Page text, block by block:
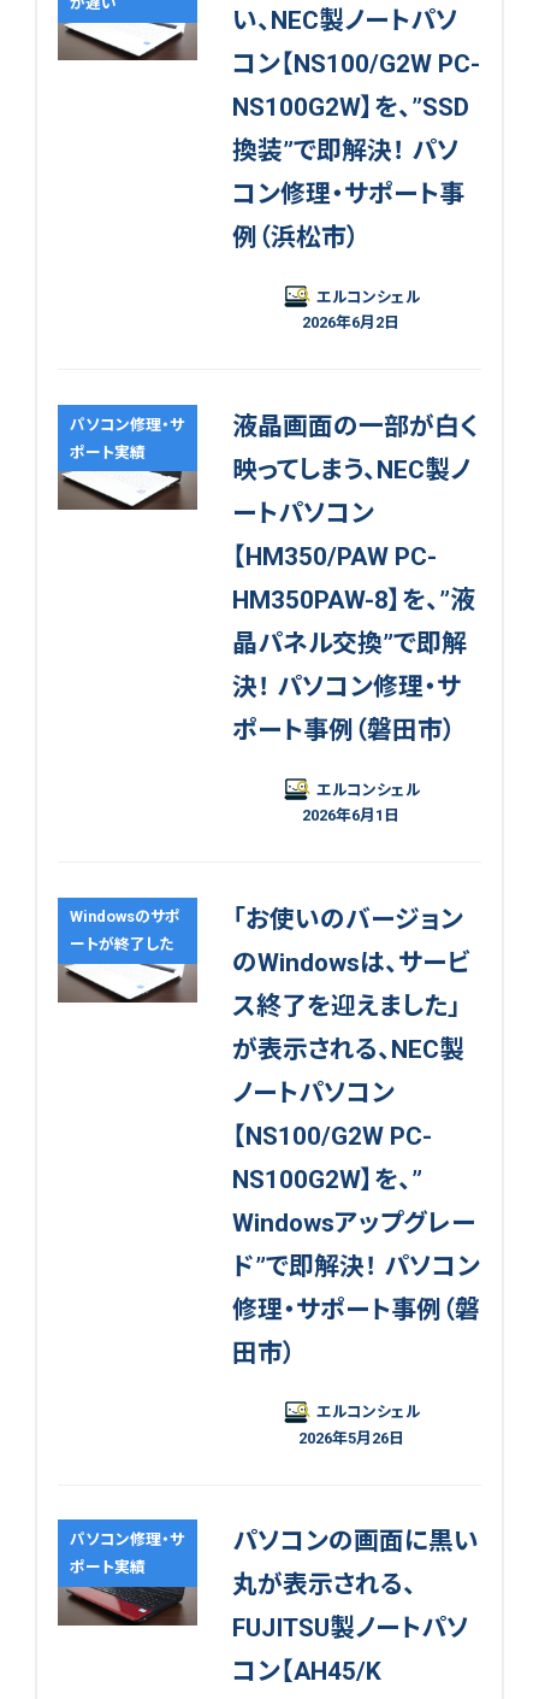
い、NEC製ノートパソ
コン【NS100/G2W PC-
NS100G2W】を、”SSD
換装”で即解決！ パソ
コン修理・サポート事
例（浜松市）
エルコンシェル
2026年6月2日
パソコン修理・サ
ポート実績
液晶画面の一部が白く
映ってしまう、NEC製ノ
ートパソコン
【HM350/PAW PC-
HM350PAW-8】を、”液
晶パネル交換”で即解
決！ パソコン修理・サ
ポート事例（磐田市）
エルコンシェル
2026年6月1日
Windowsのサポ
ートが終了した
「お使いのバージョン
のWindowsは、サービ
ス終了を迎えました」
が表示される、NEC製
ノートパソコン
【NS100/G2W PC-
NS100G2W】を、”
Windowsアップグレー
ド”で即解決！ パソコン
修理・サポート事例（磐
田市）
エルコンシェル
2026年5月26日
パソコン修理・サ
ポート実績
パソコンの画面に黒い
丸が表示される、
FUJITSU製ノートパソ
コン【AH45/K